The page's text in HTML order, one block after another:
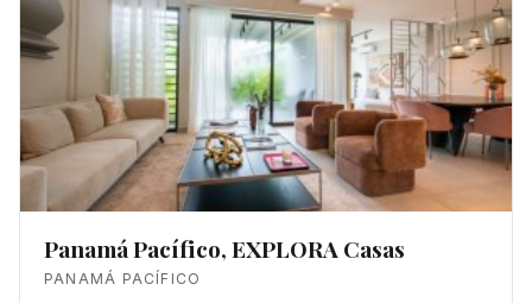
Panamá Pacífico, EXPLORA Casas
PANAMÁ PACÍFICO